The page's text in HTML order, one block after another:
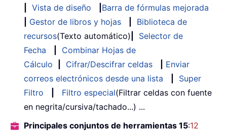
Vista de diseño
Barra de fórmulas mejorada
Gestor de libros y hojas
Biblioteca de
recursos(Texto automático)
Selector de
Fecha
Combinar Hojas de
Cálculo
Cifrar/Descifrar celdas
Enviar
correos electrónicos desde una lista
Super
Filtro
Filtro especial(Filtrar celdas con fuente
en negrita/cursiva/tachado...) ...
Principales conjuntos de herramientas 15:12